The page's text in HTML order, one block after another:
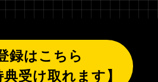
録はこちら
典受け取れます】